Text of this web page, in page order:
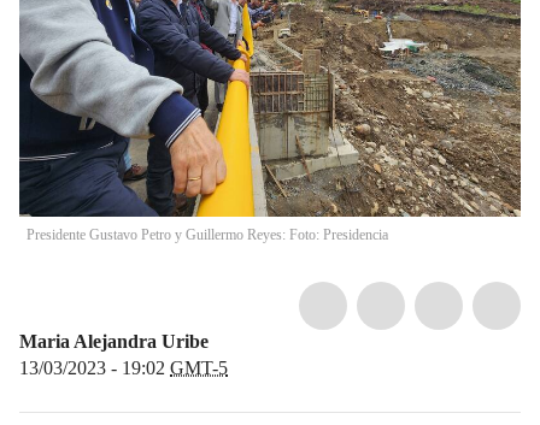
Presidente Gustavo Petro y Guillermo Reyes: Foto: Presidencia
Maria Alejandra Uribe
13/03/2023 - 19:02 GMT-5